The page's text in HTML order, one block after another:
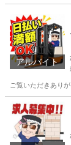
アルバイト
ご覧いただきあり
埼玉 日高市